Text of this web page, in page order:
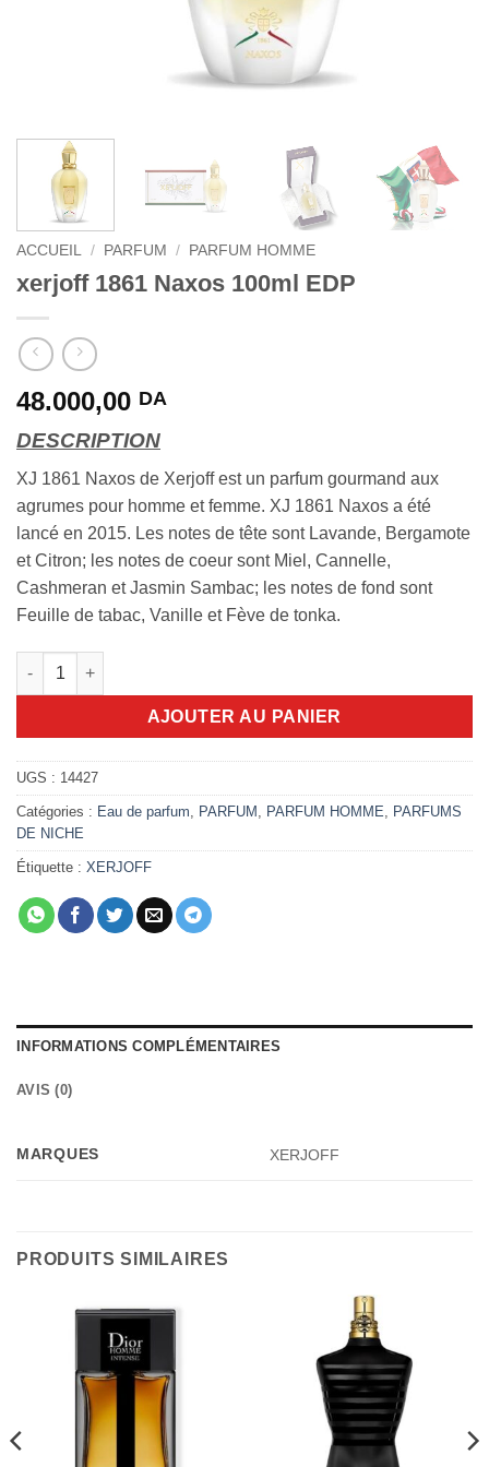
ACCUEIL / PARFUM / PARFUM HOMME
xerjoff 1861 Naxos 100ml EDP
48.000,00 DA
DESCRIPTION
XJ 1861 Naxos de Xerjoff est un parfum gourmand aux
agrumes pour homme et femme. XJ 1861 Naxos a été
lancé en 2015. Les notes de tête sont Lavande, Bergamote
et Citron; les notes de coeur sont Miel, Cannelle,
Cashmeran et Jasmin Sambac; les notes de fond sont
Feuille de tabac, Vanille et Fève de tonka.
quantité de xerjoff 1861 Naxos 100ml EDP
AJOUTER AU PANIER
UGS : 14427
Catégories : Eau de parfum PARFUM PARFUM HOMME
PARFUMS
DE NICHE
Étiquette : XERJOFF
INFORMATIONS COMPLÉMENTAIRES
AVIS (0)
MARQUES XERJOFF
PRODUITS SIMILAIRES